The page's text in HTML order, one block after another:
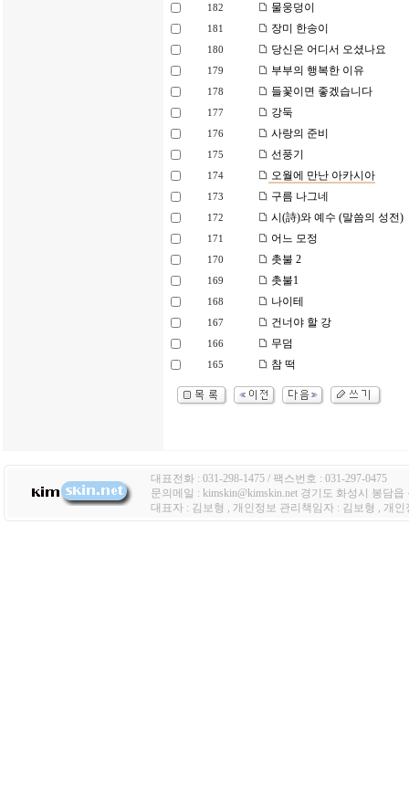
182 물웅덩이
181 장미 한송이
180 당신은 어디서 오셨나요
179 부부의 행복한 이유
178 들꽃이면 좋겠습니다
177 강둑
176 사랑의 준비
175 선풍기
174 오월에 만난 아카시아
173 구름 나그네
172 시(詩)와 예수 (말씀의 성전)
171 어느 모정
170 촛불 2
169 촛불1
168 나이테
167 건너야 할 강
166 무덤
165 참 떡
대표전화 : 031-298-1475 / 팩스번호 : 031-297-0475
문의메일 : kimskin@kimskin.net 경기도 화성시 봉담
대표자 : 김보형 , 개인정보 관리책임자 : 김보형 , 개